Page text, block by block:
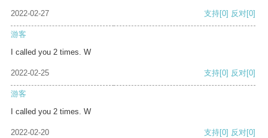
2022-02-27 支持[0] 反对[0]
游客
I called you 2 times. W
2022-02-25 支持[0] 反对[0]
游客
I called you 2 times. W
2022-02-20 支持[0] 反对[0]